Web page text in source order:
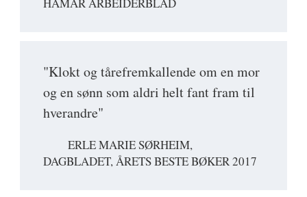
"Klokt og tårefremkallende om en mor
og en sønn som aldri helt fant fram til
hverandre"
ERLE MARIE SØRHEIM,
DAGBLADET, ÅRETS BESTE BØKER 2017